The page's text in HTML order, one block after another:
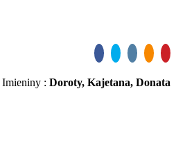
Imieniny : Doroty, Kajetana, Donata